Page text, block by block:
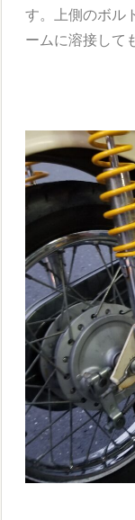
す。上側のボル
ームに溶接して